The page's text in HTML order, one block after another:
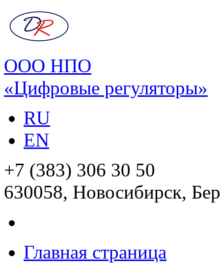
ООО НПО
«Цифровые регуляторы»
RU
EN
+7 (383) 306 30 50
630058, Новосибирск,
Главная страница